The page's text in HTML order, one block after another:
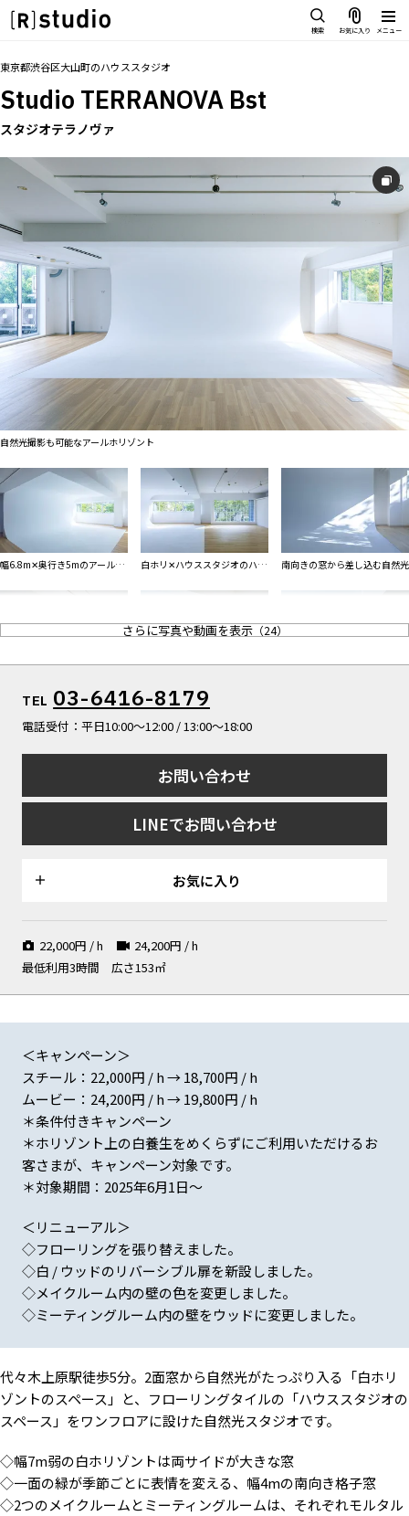
検索 お気に入り メニュー
雰囲気で探したい
SCENE
部屋ごとに写真で見比べたい
VARIATION
ひとつのスタジオであれもこれも
LOCATION
カフェやオフィスなどロケシーンも
SIZE&PRICE
広さと利用料金で探す
ALL FILTER
すべての選択肢からスタジオを探す
スタジオを探す
雰囲気で探したい
SCENE
部屋ごとに写真で見比べたい
VARIATION
LOCATION
カフェやオフィスなどロケシーンも
SIZE&PRICE
広さと利用料金で探す
ALL FILTER
すべての選択肢からスタジオを探す
スタジオ一覧
マップから探す
お気に入り
特集
[R]studioについて
お知らせ
掲載のお問い合わせ
トップ 料金 設備 オプション
東京都渋谷区大山町のハウススタジオ
Studio TERRANOVA Bst
スタジオテラノヴァ
自然光撮影も可能なアールホリゾント
幅6.8m✕奥行き5mのアールホ
白ホリ✕ハウススタジオのハイ
南向きの窓から差し込む自然光
安定した明るさを確保できる自
天井と曲面で繋がる特徴的なホ
リゾント
ルホリゾント
に最適
し可能な格子窓
リバーシブルの扉（白壁側）
メイクルーム✕2 / MTGルーム
ミニマルに仕上げたウッドウォ
ール
メイクルーム（白壁 / モルタル
オプション：3Fバルコニー オプション：バスルーム
オプション：ミーティングスペ
スタジオ専用駐車場 最大2台ま
さらに写真や動画を表示（24）
TEL 03-6416-8179
電話受付：平日10:00〜12:00 / 13:00〜18:00
お問い合わせ
LINEでお問い合わせ
お気に入り
22,000円 / h 24,200円 / h
最低利用3時間
広さ153㎡
＜キャンペーン＞
スチール：22,000円 / h → 18,700円 / h
ムービー：24,200円 / h → 19,800円 / h
＊条件付きキャンペーン
＊ホリゾント上の白養生をめくらずにご利用いただけるお
客さまが、キャンペーン対象です。
＊対象期間：2025年6月1日〜
＜リニューアル＞
◇フローリングを張り替えました。
◇白 / ウッドのリバーシブル扉を新設しました。
◇メイクルーム内の壁の色を変更しました。
◇ミーティングルーム内の壁をウッドに変更しました。
代々木上原駅徒歩5分。2面窓から自然光がたっぷり入る「白ホリ
ゾントのスペース」と、フローリングタイルの「ハウススタジオの
スペース」をワンフロアに設けた自然光スタジオです。
◇幅7m弱の白ホリゾントは両サイドが大きな窓
◇一面の緑が季節ごとに表情を変える、幅4mの南向き格子窓
◇2つのメイクルームとミーティングルームは、それぞれモルタル